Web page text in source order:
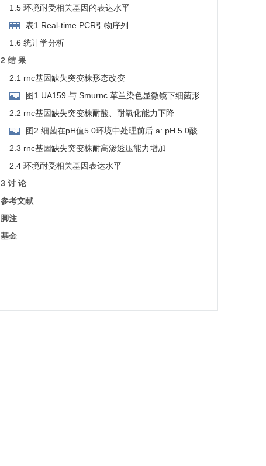
1.5 环境耐受相关基因的表达水平
表1 Real-time PCR引物序列
1.6 统计学分析
2 结 果
2.1 rnc基因缺失突变株形态改变
图1 UA159 与 Smurnc 革兰染色显微镜下细菌形态
及液体培养的生长状态 a：UA159细菌形态(×2000);b：
生长状态。
2.2 rnc基因缺失突变株耐酸、耐氧化能力下降
图2 细菌在pH值5.0环境中处理前后 a: pH 5.0酸处
理前活菌菌落培养;b: pH 5.0酸处理后活菌菌落培养
2.3 rnc基因缺失突变株耐高渗透压能力增加
2.4 环境耐受相关基因表达水平
3 讨 论
参考文献
脚注
基金